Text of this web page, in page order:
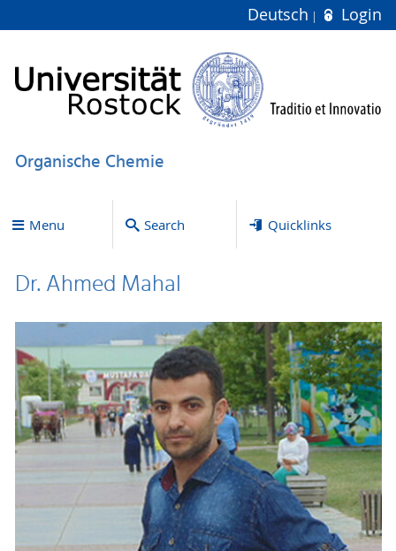
Deutsch Login
Organische Chemie
Menu Search Quicklinks
Dr. Ahmed Mahal